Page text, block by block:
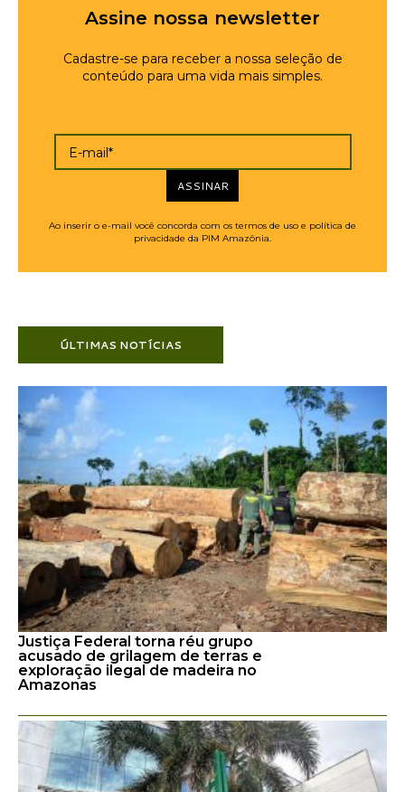
Assine nossa newsletter
Cadastre-se para receber a nossa seleção de
conteúdo para uma vida mais simples.
E-mail*
ASSINAR
Ao inserir o e-mail você concorda com os termos de uso e política de
privacidade da PIM Amazônia.
ÚLTIMAS NOTÍCIAS
Justiça Federal torna réu grupo
acusado de grilagem de terras e
exploração ilegal de madeira no
Amazonas